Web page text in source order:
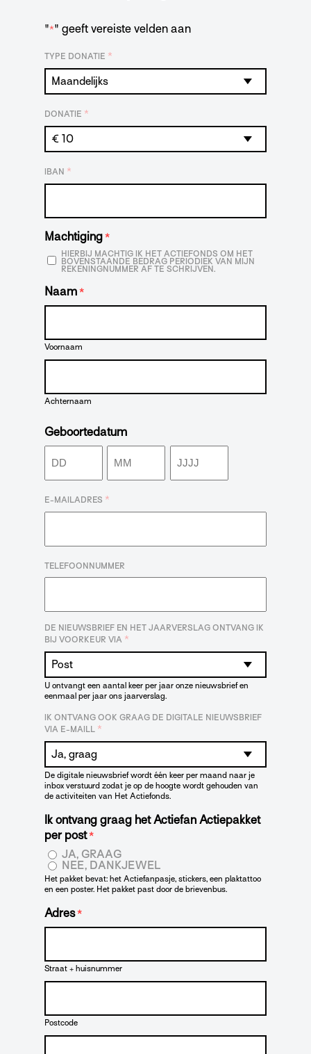
"*" geeft vereiste velden aan
TYPE DONATIE *
DONATIE *
IBAN *
Machtiging *
HIERBIJ MACHTIG IK HET ACTIEFONDS OM HET
BOVENSTAANDE BEDRAG PERIODIEK VAN MIJN
REKENINGNUMMER AF TE SCHRIJVEN.
Naam *
Voornaam
Achternaam
Geboortedatum
Dag Maand Jaar
E-MAILADRES *
TELEFOONNUMMER
DE NIEUWSBRIEF EN HET JAARVERSLAG ONTVANG IK
BIJ VOORKEUR VIA *
U ontvangt een aantal keer per jaar onze nieuwsbrief en
eenmaal per jaar ons jaarverslag.
IK ONTVANG OOK GRAAG DE DIGITALE NIEUWSBRIEF
VIA E-MAILL *
De digitale nieuwsbrief wordt één keer per maand naar je
inbox verstuurd zodat je op de hoogte wordt gehouden van
de activiteiten van Het Actiefonds.
Ik ontvang graag het Actiefan Actiepakket
per post *
JA, GRAAG
NEE, DANKJEWEL
Het pakket bevat: het Actiefanpasje, stickers, een plaktattoo
en een poster. Het pakket past door de brievenbus.
Adres *
Straat + huisnummer
Postcode